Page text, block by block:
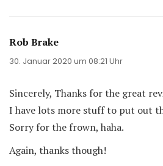
Rob Brake
30. Januar 2020 um 08:21 Uhr
Sincerely, Thanks for the great
I have lots more stuff to put out
Sorry for the frown, haha.
Again, thanks though!